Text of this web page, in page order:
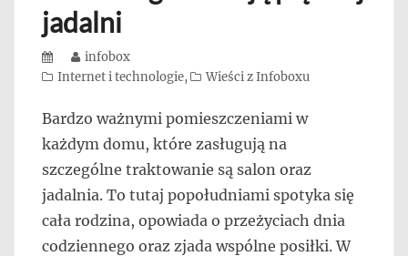
jadalni
Posted
on
Author
infobox
Categories
Internet i technologie, Wieści z Infoboxu
Bardzo ważnymi pomieszczeniami w
każdym domu, które zasługują na
szczególne traktowanie są salon oraz
jadalnia. To tutaj popołudniami spotyka się
cała rodzina, opowiada o przeżyciach dnia
codziennego oraz zjada wspólne posiłki. W